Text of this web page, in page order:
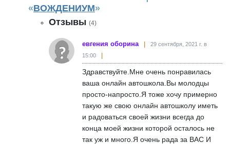
«ВОЖДЕНИУМ»
Отзывы (4)
евгения оборина
29 сентября, 2021 г. в
15:00
Здравствуйте.Мне очень понравилась
ваша онлайн автошкола.Вы молодцы
просто-напросто.Я тоже хочу примерно
такую же свою онлайн автошколу иметь
и радоваться своей жизни всегда до
конца моей жизни которой осталось не
так уж и много.Я очень рада за ВАС И